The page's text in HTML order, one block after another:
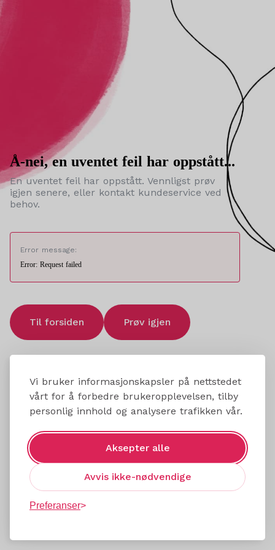
Vi bruker informasjonskapsler på nettstedet
vårt for å forbedre brukeropplevelsen, tilby
personlig innhold og analysere trafikken vår.
Aksepter alle
Avvis ikke-nødvendige
Preferanser
Å-nei, en uventet feil har oppstått...
En uventet feil har oppstått. Vennligst prøv
igjen senere, eller kontakt kundeservice ved
behov.
Error message:
Error: Request failed
Til forsiden Prøv igjen